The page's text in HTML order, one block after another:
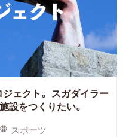
ェクト。 スガダイラー
設をつくりたい。
スポーツ